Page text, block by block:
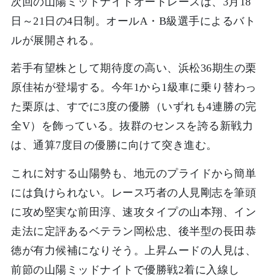
日～21日の4日制。オールA・B級選手によるバト
ルが展開される。
若手有望株として期待度の高い、浜松36期生の栗
原佳祐が登場する。今年1から1級車に乗り替わっ
た栗原は、すでに3度の優勝（いずれも4連勝の完
全V）を飾っている。抜群のセンスを誇る新戦力
は、通算7度目の優勝に向けて突き進む。
これに対する山陽勢も、地元のプライドから簡単
には負けられない。レース巧者の人見剛志を筆頭
に攻め堅実な前田淳、速攻タイプの山本翔、イン
走法に定評あるベテラン岡松忠、後半型の長田恭
徳が有力候補になりそう。上昇ムードの人見は、
前節の山陽ミッドナイトで優勝戦2着に入線し